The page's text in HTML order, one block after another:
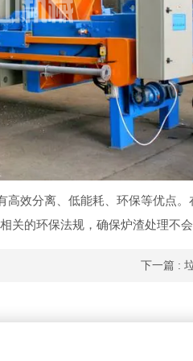
高效分离、低能耗、环保等优点
关的环保法规，确保炉渣处理不会
下一篇 :